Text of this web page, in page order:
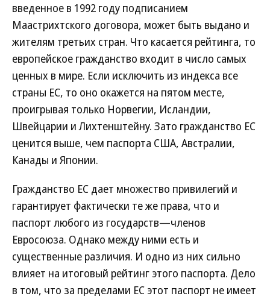
введенное в 1992 году подписанием
Маастрихтского договора, может быть выдано и
жителям третьих стран. Что касается рейтинга, то
европейское гражданство входит в число самых
ценных в мире. Если исключить из индекса все
страны ЕС, то оно окажется на пятом месте,
проигрывая только Норвегии, Исландии,
Швейцарии и Лихтенштейну. Зато гражданство ЕС
ценится выше, чем паспорта США, Австралии,
Канады и Японии.
Гражданство ЕС дает множество привилегий и
гарантирует фактически те же права, что и
паспорт любого из государств—членов
Евросоюза. Однако между ними есть и
существенные различия. И одно из них сильно
влияет на итоговый рейтинг этого паспорта. Дело
в том, что за пределами ЕС этот паспорт не имеет